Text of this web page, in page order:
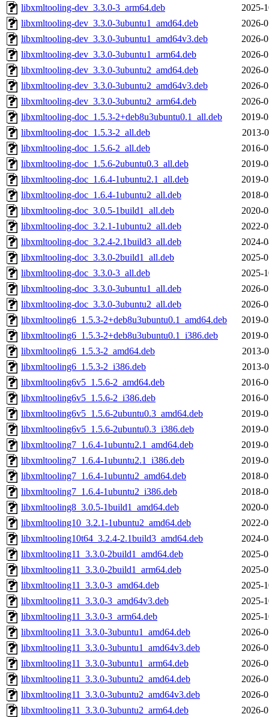
libxmltooling-dev_3.3.0-3_arm64.deb
2025-
libxmltooling-dev_3.3.0-3ubuntu1_amd64.deb
2026-
libxmltooling-dev_3.3.0-3ubuntu1_amd64v3.deb
2026-
libxmltooling-dev_3.3.0-3ubuntu1_arm64.deb
2026-
libxmltooling-dev_3.3.0-3ubuntu2_amd64.deb
2026-
libxmltooling-dev_3.3.0-3ubuntu2_amd64v3.deb
2026-
libxmltooling-dev_3.3.0-3ubuntu2_arm64.deb
2026-
libxmltooling-doc_1.5.3-2+deb8u3ubuntu0.1_all.deb
2019-
libxmltooling-doc_1.5.3-2_all.deb
2013-
libxmltooling-doc_1.5.6-2_all.deb
2016-
libxmltooling-doc_1.5.6-2ubuntu0.3_all.deb
2019-
libxmltooling-doc_1.6.4-1ubuntu2.1_all.deb
2019-
libxmltooling-doc_1.6.4-1ubuntu2_all.deb
2018-
libxmltooling-doc_3.0.5-1build1_all.deb
2020-
libxmltooling-doc_3.2.1-1ubuntu2_all.deb
2022-
libxmltooling-doc_3.2.4-2.1build3_all.deb
2024-
libxmltooling-doc_3.3.0-2build1_all.deb
2025-
libxmltooling-doc_3.3.0-3_all.deb
2025-
libxmltooling-doc_3.3.0-3ubuntu1_all.deb
2026-
libxmltooling-doc_3.3.0-3ubuntu2_all.deb
2026-
libxmltooling6_1.5.3-2+deb8u3ubuntu0.1_amd64.deb
2019-
libxmltooling6_1.5.3-2+deb8u3ubuntu0.1_i386.deb
2019-
libxmltooling6_1.5.3-2_amd64.deb
2013-
libxmltooling6_1.5.3-2_i386.deb
2013-
libxmltooling6v5_1.5.6-2_amd64.deb
2016-
libxmltooling6v5_1.5.6-2_i386.deb
2016-
libxmltooling6v5_1.5.6-2ubuntu0.3_amd64.deb
2019-
libxmltooling6v5_1.5.6-2ubuntu0.3_i386.deb
2019-
libxmltooling7_1.6.4-1ubuntu2.1_amd64.deb
2019-
libxmltooling7_1.6.4-1ubuntu2.1_i386.deb
2019-
libxmltooling7_1.6.4-1ubuntu2_amd64.deb
2018-
libxmltooling7_1.6.4-1ubuntu2_i386.deb
2018-
libxmltooling8_3.0.5-1build1_amd64.deb
2020-
libxmltooling10_3.2.1-1ubuntu2_amd64.deb
2022-
libxmltooling10t64_3.2.4-2.1build3_amd64.deb
2024-
libxmltooling11_3.3.0-2build1_amd64.deb
2025-
libxmltooling11_3.3.0-2build1_arm64.deb
2025-
libxmltooling11_3.3.0-3_amd64.deb
2025-
libxmltooling11_3.3.0-3_amd64v3.deb
2025-
libxmltooling11_3.3.0-3_arm64.deb
2025-
libxmltooling11_3.3.0-3ubuntu1_amd64.deb
2026-
libxmltooling11_3.3.0-3ubuntu1_amd64v3.deb
2026-
libxmltooling11_3.3.0-3ubuntu1_arm64.deb
2026-
libxmltooling11_3.3.0-3ubuntu2_amd64.deb
2026-
libxmltooling11_3.3.0-3ubuntu2_amd64v3.deb
2026-
libxmltooling11_3.3.0-3ubuntu2_arm64.deb
2026-